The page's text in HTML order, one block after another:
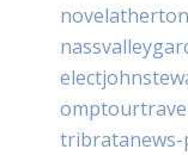
tribratanews-